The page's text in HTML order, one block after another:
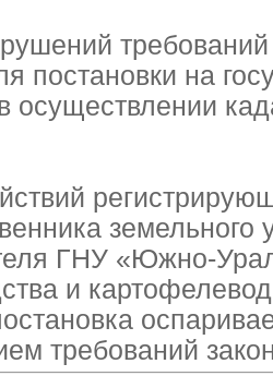
постановки на
осуществлении
ГНУ «Южно-
и
требований